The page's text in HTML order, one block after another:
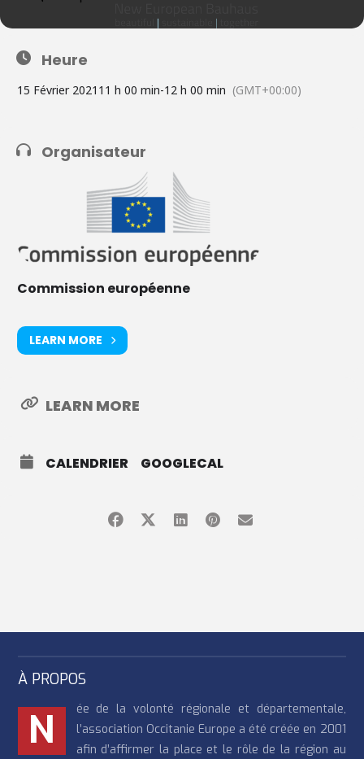
Heure
15 Février 2021 11 h 00 min-12 h 00 min (GMT+00:00)
Organisateur
Commission européenne
LEARN MORE
LEARN MORE
CALENDRIER GOOGLECAL
À PROPOS
N
ée de la volonté régionale et départementale,
l’association Occitanie Europe a été créée en 2001
afin d’affirmer la place et le rôle de la région au